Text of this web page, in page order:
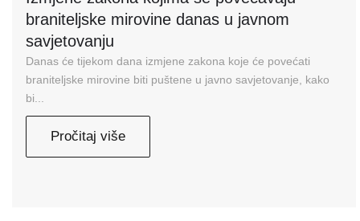
braniteljske mirovine danas u javnom
savjetovanju
Danas će tijekom dana izmjene zakona koje će povećati
braniteljske mirovine biti puštene u javno savjetovanje, kako
bi...
Pročitaj više